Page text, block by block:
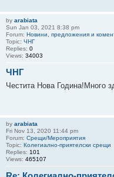
by arabiata
Sun Jan 03, 2021 8:38 pm
Forum: Новини, предложения и
Topic: ЧНГ
Replies: 0
Views: 34003
ЧНГ
Честита Нова Година!Много
by arabiata
Fri Nov 13, 2020 11:44 pm
Forum: Срещи/Мероприятия
Topic: Колегиално-приятелски срещи
Replies: 101
Views: 465107